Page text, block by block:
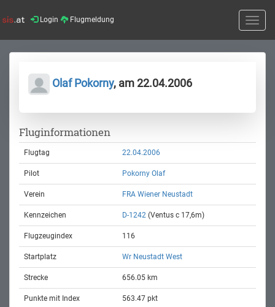
Login Flugmeldung
Toggle
Olaf Pokorny, am 22.04.2006
Fluginformationen
Flugtag 22.04.2006
Pilot Pokorny Olaf
Verein FRA Wiener Neustadt
Kennzeichen D-1242 (Ventus c 17,6m)
Flugzeugindex 116
Startplatz Wr Neustadt West
Strecke 656.05 km
Punkte mit Index 563.47 pkt